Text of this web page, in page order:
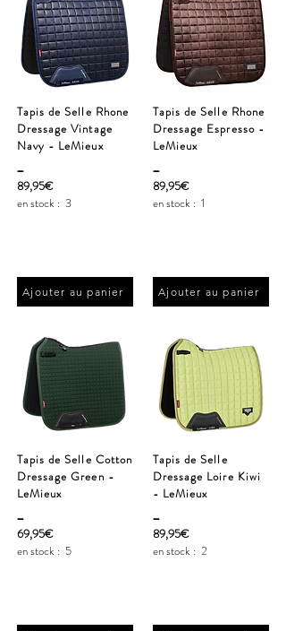
Tapis de Selle Rhone
Dressage Vintage
Navy - LeMieux
_
89,95€
en stock : 3
Ajouter au panier
Tapis de Selle Cotton
Dressage Green -
LeMieux
_
69,95€
en stock : 5
Tapis de Selle Rhone
Dressage Espresso -
LeMieux
_
89,95€
en stock : 1
Ajouter au panier
Tapis de Selle
Dressage Loire Kiwi
- LeMieux
_
89,95€
en stock : 2